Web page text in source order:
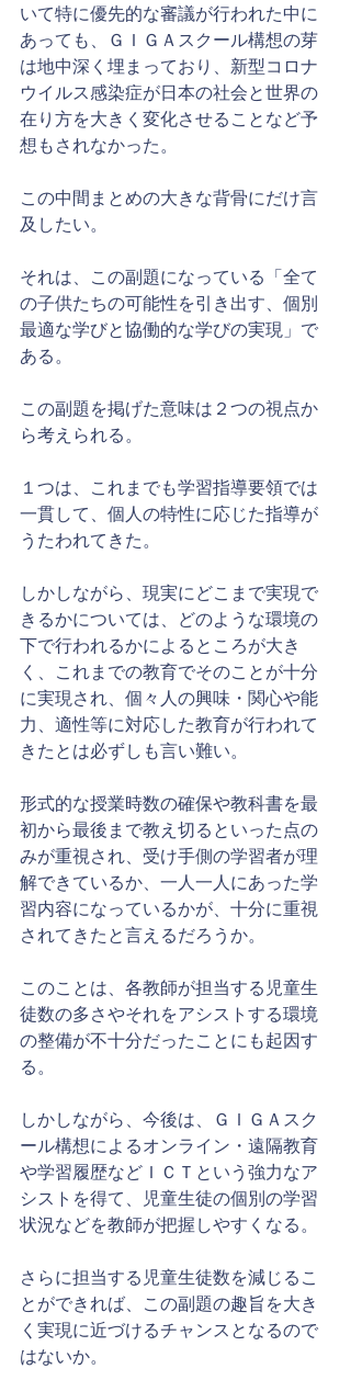
いて特に優先的な審議が行われた中に
あっても、ＧＩＧＡスクール構想の芽
は地中深く埋まっており、新型コロナ
ウイルス感染症が日本の社会と世界の
在り方を大きく変化させることなど予
想もされなかった。
この中間まとめの大きな背骨にだけ言
及したい。
それは、この副題になっている「全て
の子供たちの可能性を引き出す、個別
最適な学びと協働的な学びの実現」で
ある。
この副題を掲げた意味は２つの視点か
ら考えられる。
１つは、これまでも学習指導要領では
一貫して、個人の特性に応じた指導が
うたわれてきた。
しかしながら、現実にどこまで実現で
きるかについては、どのような環境の
下で行われるかによるところが大き
く、これまでの教育でそのことが十分
に実現され、個々人の興味・関心や能
力、適性等に対応した教育が行われて
きたとは必ずしも言い難い。
形式的な授業時数の確保や教科書を最
初から最後まで教え切るといった点の
みが重視され、受け手側の学習者が理
解できているか、一人一人にあった学
習内容になっているかが、十分に重視
されてきたと言えるだろうか。
このことは、各教師が担当する児童生
徒数の多さやそれをアシストする環境
の整備が不十分だったことにも起因す
る。
しかしながら、今後は、ＧＩＧＡスク
ール構想によるオンライン・遠隔教育
や学習履歴などＩＣＴという強力なア
シストを得て、児童生徒の個別の学習
状況などを教師が把握しやすくなる。
さらに担当する児童生徒数を減じるこ
とができれば、この副題の趣旨を大き
く実現に近づけるチャンスとなるので
はないか。